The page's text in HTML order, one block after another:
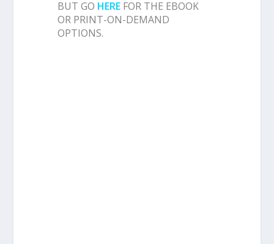
BUT GO HERE FOR THE EBOOK
OR PRINT-ON-DEMAND
OPTIONS.